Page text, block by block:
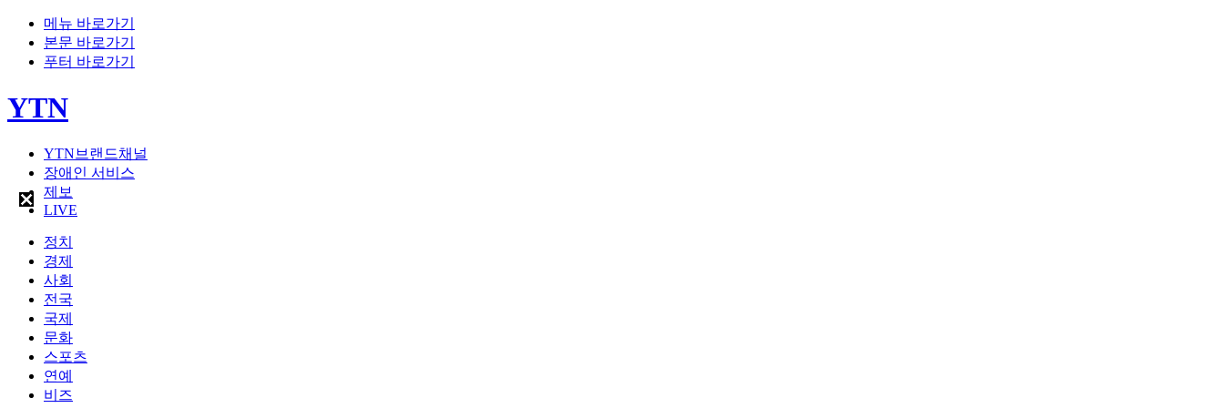
메뉴 바로가기
본문 바로가기
푸터 바로가기
YTN
YTN브랜드채널
장애인 서비스
제보
LIVE
정치
경제
사회
전국
국제
문화
스포츠
연예
비즈